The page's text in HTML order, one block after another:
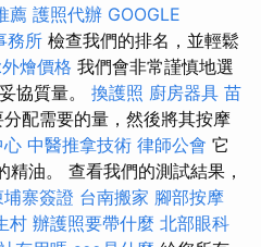
薦 護照代辦 GOOGLE
務所 檢查我們的排名，並輕鬆
燴價格 我們會非常謹慎地選
協質量。 換護照 廚房器具 苗
配需要的量，然後將其按摩
心 中醫推拿技術 律師公會 它
油。 查看我們的測試結果，
埔寨簽證 台南搬家 腳部按摩
村 辦護照要帶什麼 北部眼科